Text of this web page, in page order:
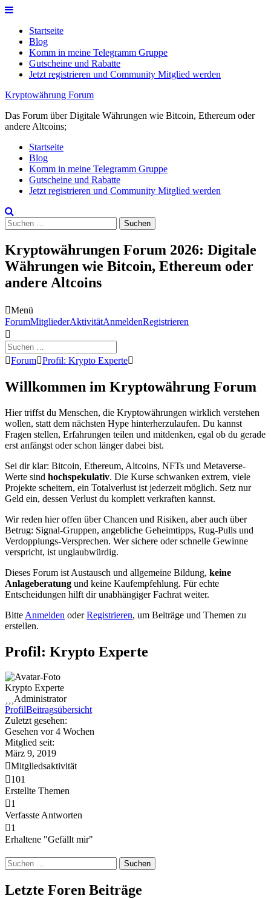
Skip
contentStartseite
Blog
Komm in meine Telegramm Gruppe
Gutscheine und Rabatte
Jetzt registrieren und Community Mitglied werden
Kryptowährung Forum
Das Forum über Digitale Währungen wie Bitcoin, Ethereum oder
andere Altcoins;
Startseite
Blog
Komm in meine Telegramm Gruppe
Gutscheine und Rabatte
Jetzt registrieren und Community Mitglied werden
Suchen
nach:
Kryptowährungen Forum 2026: Digitale
Währungen wie Bitcoin, Ethereum oder
andere Altcoins
Menü
Forum-
Navigation
ForumMitgliederAktivitätAnmeldenRegistrieren
Forum-
-
Du
hier:
Forum Profil: Krypto Experte
Willkommen im Kryptowährung Forum
Hier triffst du Menschen, die Kryptowährungen wirklich verstehen
wollen, statt dem nächsten Hype hinterherzulaufen. Du kannst
Fragen stellen, Erfahrungen teilen und mitdenken, egal ob du gerade
erst anfängst oder schon länger dabei bist.
Sei dir klar: Bitcoin, Ethereum, Altcoins, NFTs und Metaverse-
Werte sind hochspekulativ. Die Kurse schwanken extrem, viele
Projekte scheitern, ein Totalverlust ist jederzeit möglich. Setz nur
Geld ein, dessen Verlust du komplett verkraften kannst.
Wir reden hier offen über Chancen und Risiken, aber auch über
Betrug: Signal-Gruppen, angebliche Geheimtipps, Rug-Pulls und
Verdopplungs-Versprechen. Wer sichere oder schnelle Gewinne
verspricht, ist unglaubwürdig.
Dieses Forum ist Austausch und allgemeine Bildung, keine
Anlageberatung und keine Kaufempfehlung. Für echte
Entscheidungen hilft dir unabhängiger Fachrat weiter.
Bitte Anmelden oderRegistrieren, um Beiträge und Themen zu
erstellen.
Profil: Krypto Experte
Krypto Experte
Administrator
ProfilBeitragsübersicht
Zuletzt gesehen:
Gesehen vor 4 Wochen
Mitglied seit:
März 9, 2019
Mitgliedsaktivität
101
Erstellte Themen
1
Verfasste Antworten
1
Erhaltene "Gefällt mir"
Suchen
nach:
Letzte Foren Beiträge